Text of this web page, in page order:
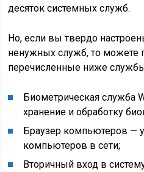
десяток системных служб.
Но, если вы твердо
ненужных служб, то можете
перечисленные ниже
Биометрическая служба
хранение и обработку
Браузер компьютеров —
компьютеров в сети;
Вторичный вход в